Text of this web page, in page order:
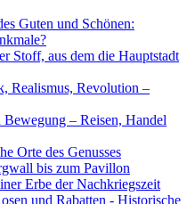
Guten und Schönen:
Stoff, aus dem die Hauptstadt
Realismus, Revolution –
– Reisen, Handel
Orte des Genusses
bis zum Pavillon
Erbe der Nachkriegszeit
und Rabatten - Historische